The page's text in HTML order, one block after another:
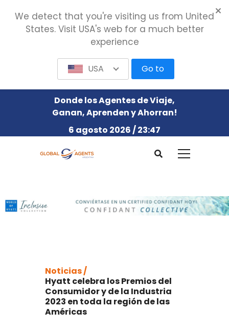
Donde los Agentes de Viaje,
Ganan, Aprenden y Ahorran!
6 agosto 2026 / 23:47
Noticias /
Hyatt celebra los Premios del
Consumidor y de la Industria
2023 en toda la región de las
Américas
We detect that you're visiting us from United
States. Visit USA's web for a much better
experience
USA Go to